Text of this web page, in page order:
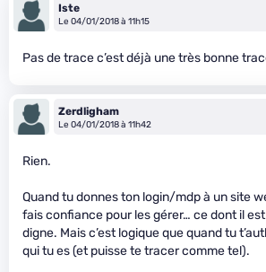
Iste
Le 04/01/2018 à 11h15
Pas de trace c’est déjà une très bonne
Zerdligham
Le 04/01/2018 à 11h42
Rien.
Quand tu donnes ton login/mdp à un site
fais confiance pour les gérer… ce dont il
digne. Mais c’est logique que quand tu
qui tu es (et puisse te tracer comme tel).